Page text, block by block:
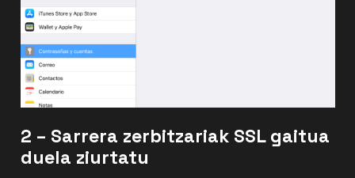
2 – Sarrera zerbitzariak SSL gaitua
duela ziurtatu